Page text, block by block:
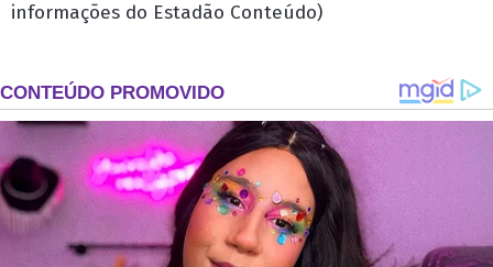
informações do Estadão Conteúdo)